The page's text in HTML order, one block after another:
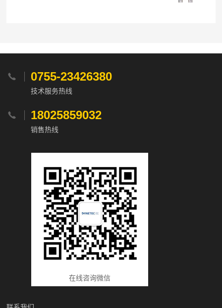
 0755-23426380
技术服务热线
 18025859032
销售热线
在线咨询微信